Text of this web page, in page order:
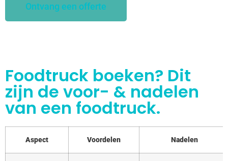
Ontvang een offerte
Foodtruck boeken? Dit
zijn de voor- & nadelen
van een foodtruck.
Aspect Voordelen Nadelen